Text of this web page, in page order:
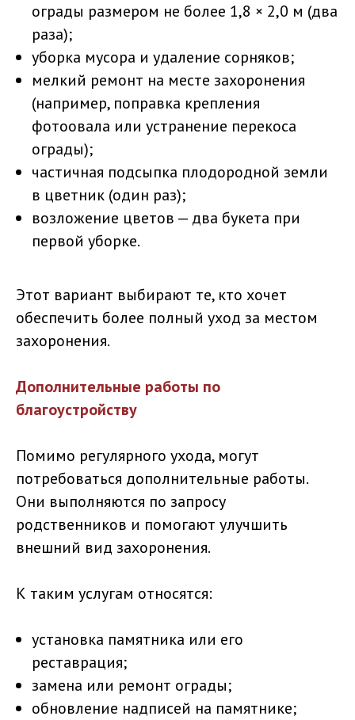
ограды размером не более 1,8 × 2,0 м (два
раза);
уборка мусора и удаление сорняков;
мелкий ремонт на месте захоронения
(например, поправка крепления
фотоовала или устранение перекоса
ограды);
частичная подсыпка плодородной земли
в цветник (один раз);
возложение цветов — два букета при
первой уборке.
Этот вариант выбирают те, кто хочет
обеспечить более полный уход за местом
захоронения.
Дополнительные работы по
благоустройству
Помимо регулярного ухода, могут
потребоваться дополнительные работы.
Они выполняются по запросу
родственников и помогают улучшить
внешний вид захоронения.
К таким услугам относятся:
установка памятника или его
реставрация;
замена или ремонт ограды;
обновление надписей на памятнике;